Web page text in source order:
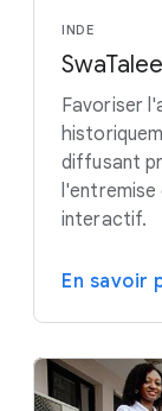
INDE
Favoriser
diffusant
interactif.
En savoir